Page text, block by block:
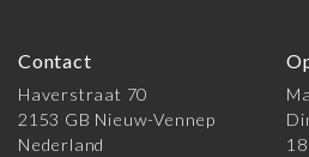
Contact
Haverstraat 70
2153 GB Nieuw-Vennep
Nederland